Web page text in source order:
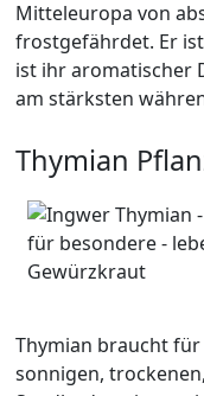
Mitteleuropa von
frostgefährdet. Er
ist ihr aromatischer
am stärksten
Thymian
Thymian braucht
sonnigen,